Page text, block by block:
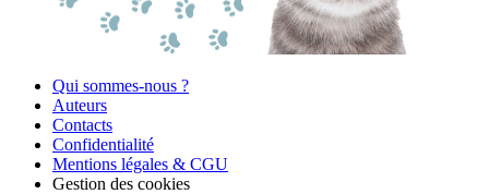
Qui sommes-nous ?
Auteurs
Contacts
Confidentialité
Mentions légales & CGU
Gestion des cookies